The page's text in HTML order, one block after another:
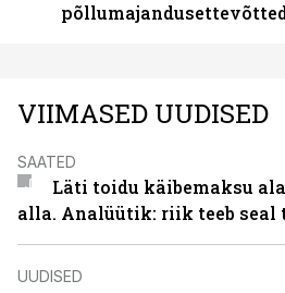
VIIMASED UUDISED
SAATED
Läti toidu käibemaksu
alla. Analüütik: riik teeb
UUDISED